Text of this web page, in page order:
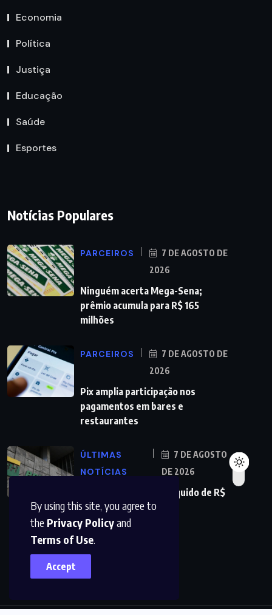
By using this site, you agree to
the Privacy Policyand
Terms of Use.
Accept
Economia
Política
Justiça
Educação
Saúde
Esportes
Notícias Populares
PARCEIROS
7 DE AGOSTO DE
2026
Ninguém acerta Mega-Sena;
prêmio acumula para R$ 165
milhões
PARCEIROS
7 DE AGOSTO DE
2026
Pix amplia participação nos
pagamentos em bares e
restaurantes
ÚLTIMAS
NOTÍCIAS
7 DE AGOSTO
DE 2026
Petrobras tem lucro líquido de R$
52,4 bi no segundo